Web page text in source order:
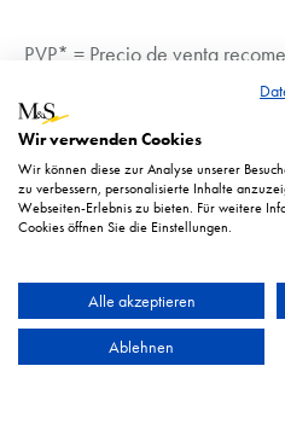
PVP* = Precio de venta
La imagen es similar. Sujetos a
Wir verwenden Cookies
Wir können diese zur Analyse unserer
zu verbessern, personalisierte Inhalte
Webseiten-Erlebnis zu bieten. Für weitere
Cookies öffnen Sie die Einstellungen.
Alle akzeptieren
Ablehnen